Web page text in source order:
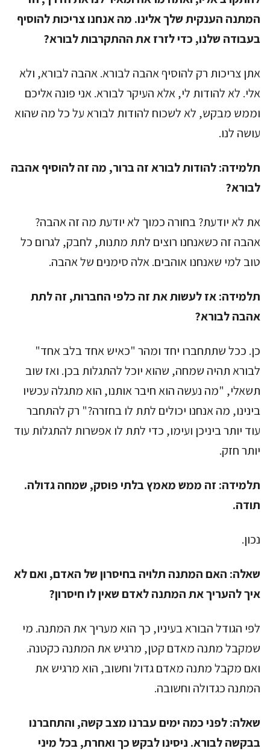
המתנה הענקית שלך אלינו. מה אנחנו צריכות להוסיף
בעבודה שלנו, כדי לזרז את ההתקרבות לבורא?
אתן צריכות רק להוסיף אהבה לבורא. אהבה לבורא, ולא
אלי. לא להודות לי, אלא העיקר לבורא. אני פונה אליכם
וממש מבקש, לא לשכוח להודות לבורא על כל מה שהוא
עושה לנו.
תלמידה:להודות לבורא זה ברור, מה זה להוסיף אהבה
לבורא?
את לא יודעת? בחורה כמוך לא יודעת מה זה אהבה?
אהבה זה כשאנחנו רוצים לתת מתנות, לחבק, לגרום כל
טוב למי שאנחנו אוהבים. אלה סימנים של אהבה.
תלמידה:אז לעשות את זה כלפי החברות, זה לתת
אהבה לבורא?
כן. ככל שתתחברו יחד ומהר "כאיש אחד בלב אחד"
לבורא תהיה שמחה, שהוא יוכל להתגלות בכן. ואז שוב
תשאלי, "מה נעשה הוא חיבר אותנו, הוא מתגלה עכשיו
בינינו, מה אנחנו יכולים לתת לו בחזרה?" רק להתחבר
עוד יותר ביניכן ועימו, כדי לתת לו אפשרות להתגלות עוד
יותר חזק.
תלמידה: זה ממש מאמץ בלתי פוסק, שמחה גדולה.
תודה.
נכון.
שאלה: האם המתנה תלויה בחיסרון של האדם, ואם לא
איך להעריך את המתנה לאדם שאין לו חיסרון?
לפי הגודל הבורא בעיניו, כך הוא מעריך את המתנה. מי
שמקבל מתנה מאדם קטן, מרגיש את המתנה כקטנה.
ואם מקבל מתנה מאדם גדול וחשוב, הוא מרגיש את
המתנה כגדולה וחשובה.
שאלה:לפני כמה ימים עברנו מצב קשה, והתחברנו
בבקשה לבורא. ניסינו לבקש כך ואחרת, בכל מיני